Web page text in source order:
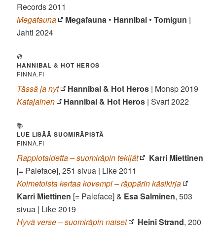
Records 2011
Megafauna
Megafauna • Hannibal •Tomigun |
Jahti 2024
💿
HANNIBAL & HOT HEROS
FINNA.FI
Tässä ja nyt Hannibal & Hot Heros | Monsp 2019
Katajainen
Hannibal & Hot Heros | Svart 2022
📚
LUE LISÄÄ SUOMIRÄPISTÄ
FINNA.FI
Rappiotaidetta – suomiräpin tekijät
Karri Miettinen
[= Paleface], 251 sivua | Like 2011
Kolmetoista kertaa kovempi – räppärin käsikirja
Karri Miettinen [= Paleface] & Esa Salminen, 503
sivua | Like 2019
Hyvä verse – suomiräpin naiset
Heini Strand, 200